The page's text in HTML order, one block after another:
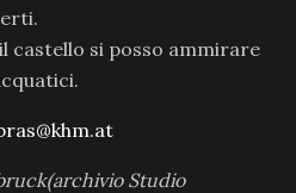
castello si posso ammirare
Studio